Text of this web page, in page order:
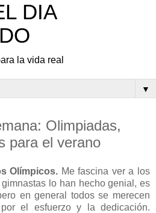
DIA
la vida real
▼
Olimpiadas,
para el verano
Olímpicos. Me fascina ver a los
lo han hecho genial, es
en general todos se merecen
por el esfuerzo y la dedicación.